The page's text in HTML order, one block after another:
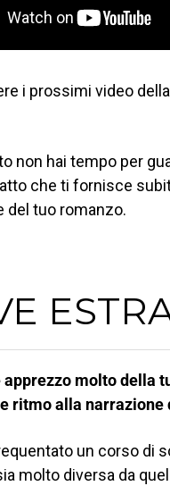
i prossimi video
non hai tempo per
che ti fornisce
del tuo romanzo.
apprezzo molto della
ritmo alla narrazione
un corso di
molto diversa da